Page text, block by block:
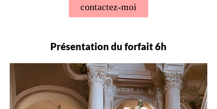
contactez-moi
Présentation du forfait 6h